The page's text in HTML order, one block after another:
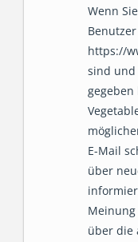
Wenn
https://
sind und
E-Mail
über
über die